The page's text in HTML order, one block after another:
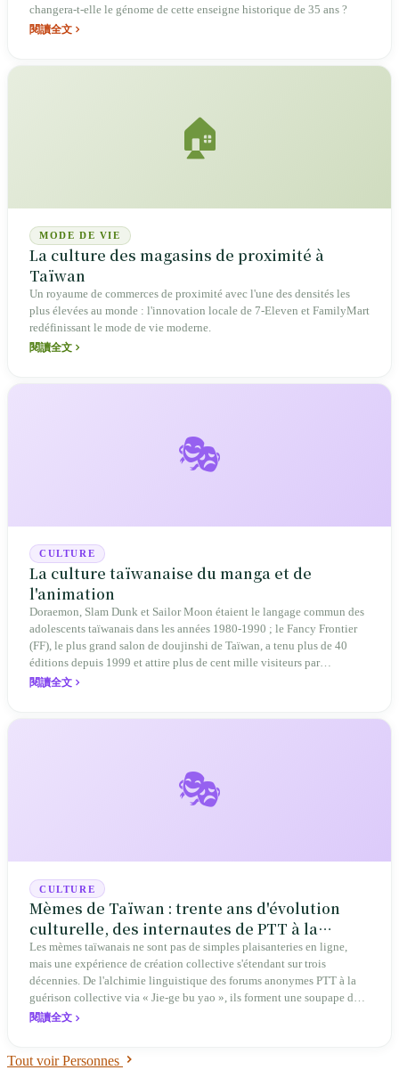
changera-t-elle le génome de cette enseigne historique de 35 ans ?
閱讀全文
🏠
MODE DE VIE
La culture des magasins de proximité à
Taïwan
Un royaume de commerces de proximité avec l'une des densités les
plus élevées au monde : l'innovation locale de 7-Eleven et FamilyMart
redéfinissant le mode de vie moderne.
閱讀全文
🎭
CULTURE
La culture taïwanaise du manga et de
l'animation
Doraemon, Slam Dunk et Sailor Moon étaient le langage commun des
adolescents taïwanais dans les années 1980-1990 ; le Fancy Frontier
(FF), le plus grand salon de doujinshi de Taïwan, a tenu plus de 40
éditions depuis 1999 et attire plus de cent mille visiteurs par
événement ; les cercles de doujinshi et de cosplay ont formé les
閱讀全文
🎭
CULTURE
Mèmes de Taïwan : trente ans d'évolution
culturelle, des internautes de PTT à la
soupape de sécurité sociale
Les mèmes taïwanais ne sont pas de simples plaisanteries en ligne,
mais une expérience de création collective s'étendant sur trois
décennies. De l'alchimie linguistique des forums anonymes PTT à la
guérison collective via « Jie-ge bu yao », ils forment une soupape de
sécurité sociale unique.
閱讀全文
Tout voir Personnes